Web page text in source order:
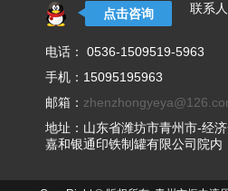
点击咨询 联系
电话： 0536-1509519-5963
手机：15095195963
邮箱：
地址：山东省潍坊市青州市-经
嘉和银通印铁制罐有限公司院内